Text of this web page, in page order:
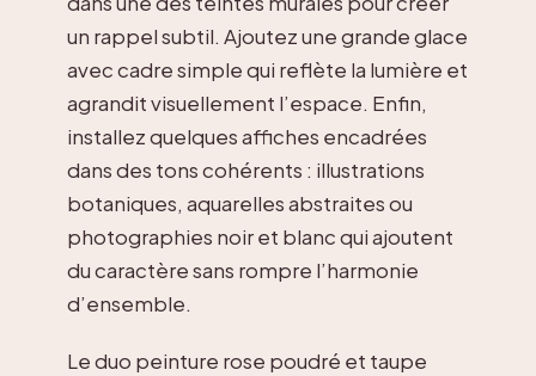
un rappel subtil. Ajoutez une grande glace
avec cadre simple qui reflète la lumière et
agrandit visuellement l’espace. Enfin,
installez quelques affiches encadrées
dans des tons cohérents : illustrations
botaniques, aquarelles abstraites ou
photographies noir et blanc qui ajoutent
du caractère sans rompre l’harmonie
d’ensemble.
Le duo peinture rose poudré et taupe